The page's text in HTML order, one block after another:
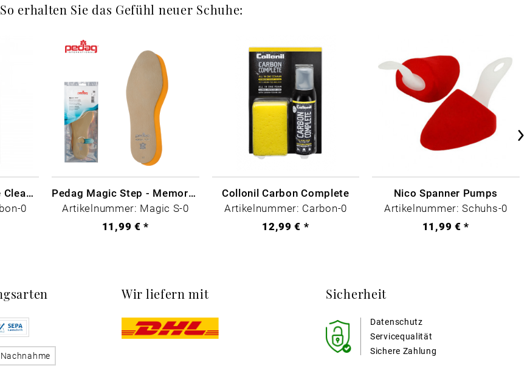
So erhalten Sie das Gefühl neuer Schuhe:
CARBON LAB Midsole Cleaner
0
Pedag Magic Step - Memory Schaum
Artikelnummer: Magic S-0
11,99 € *
Collonil Carbon Complete
Artikelnummer: Carbon-0
12,99 € *
Nico Spanner Pumps
Artikelnummer: Schuhs-0
11,99 € *
Nachnahme
Wir liefern mit Sicherheit
Datenschutz
Sichere Zahlung
Servicequalität